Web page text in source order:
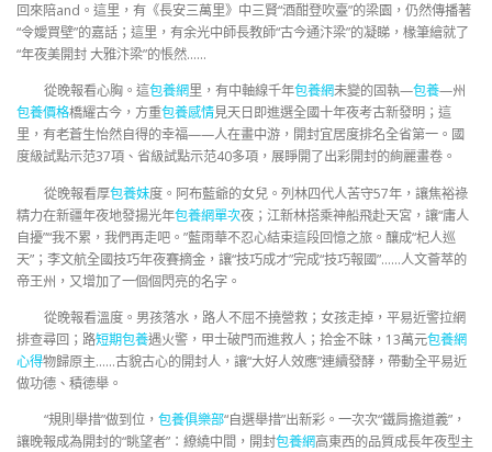
回來陪and。這里，有《長安三萬里》中三賢“酒酣登吹臺”的梁園，仍然傳播著
“令嬡買壁”的嘉話；這里，有余光中師長教師“古今通汴梁”的凝睇，椽筆繪就了
“年夜美開封 大雅汴梁”的悵然……
從晚報看心胸。這包養網里，有中軸線千年包養網未變的固執—包養—州
包養價格橋耀古今，方重包養感情見天日即進選全國十年夜考古新發明；這
里，有老蒼生怡然自得的幸福——人在畫中游，開封宜居度排名全省第一。國
度級試點示范37項、省級試點示范40多項，展睜開了出彩開封的絢麗畫卷。
從晚報看厚包養妹度。阿布藍爺的女兒。列林四代人苦守57年，讓焦裕祿
精力在新疆年夜地發揚光年包養網單次夜；江新林搭乘神船飛赴天宮，讓“庸人
自擾”“我不累，我們再走吧。”藍雨華不忍心結束這段回憶之旅。釀成“杞人巡
天”；李文航全國技巧年夜賽摘金，讓“技巧成才”完成“技巧報國”……人文薈萃的
帝王州，又增加了一個個閃亮的名字。
從晚報看溫度。男孩落水，路人不屈不撓營救；女孩走掉，平易近警拉網
排查尋回；路短期包養遇火警，甲士破門而進救人；拾金不昧，13萬元包養網
心得物歸原主……古貌古心的開封人，讓“大好人效應”連續發酵，帶動全平易近
做功德、積德舉。
“規則舉措”做到位， 包養俱樂部“自選舉措”出新彩。一次次“鐵肩擔道義”，
讓晚報成為開封的“眺望者”：繚繞中間，開封包養網高東西的品質成長年夜型主